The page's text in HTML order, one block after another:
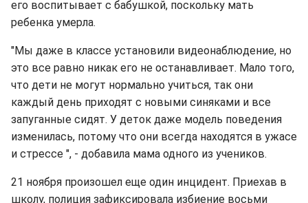
его воспитывает с бабушкой, поскольку мать
ребенка умерла.
"Мы даже в классе установили видеонаблюдение, но
это все равно никак его не останавливает. Мало того,
что дети не могут нормально учиться, так они
каждый день приходят с новыми синяками и все
запуганные сидят. У деток даже модель поведения
изменилась, потому что они всегда находятся в ужасе
и стрессе ", - добавила мама одного из учеников.
21 ноября произошел еще один инцидент. Приехав в
школу, полиция зафиксировала избиение восьми